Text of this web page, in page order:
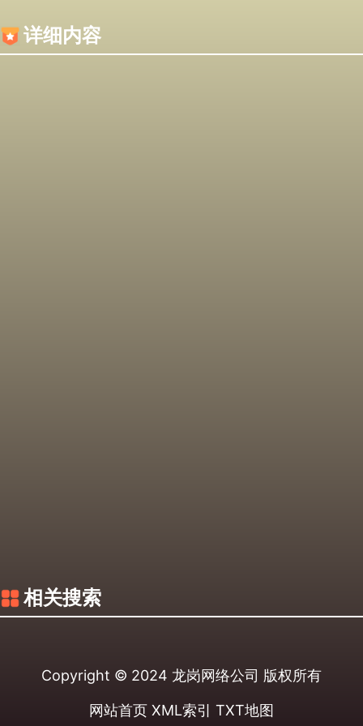
详细内容
相关搜索
Copyright © 2024 龙岗网络公司 版权所有
网站首页 XML索引 TXT地图